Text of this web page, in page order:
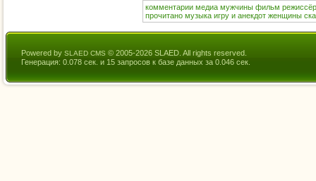
комментарии медиа мужчины фильм режиссёр
прочитано музыка игру и анекдот женщины
Powered by SLAED CMS © 2005-2026 SLAED. All rights reserved.
Генерация: 0.078 сек. и 15 запросов к базе данных за 0.046 сек.